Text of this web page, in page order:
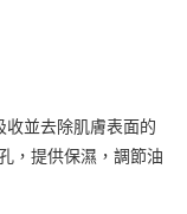
並去除肌膚表面的
，提供保濕，調節油